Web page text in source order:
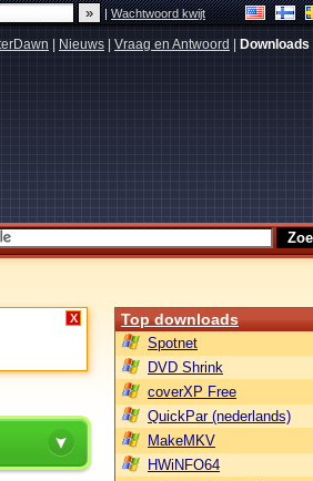
|Wachtwoord kwijt
Nieuws Vraag en Antwoord Downloads
X Top downloads
Spotnet
DVD Shrink
coverXP Free
QuickPar (nederlands)
MakeMKV
HWiNFO64